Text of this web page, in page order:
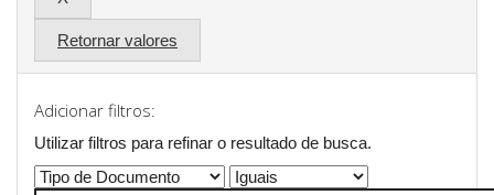
Retornar valores
Adicionar filtros:
Utilizar filtros para refinar o resultado de busca.